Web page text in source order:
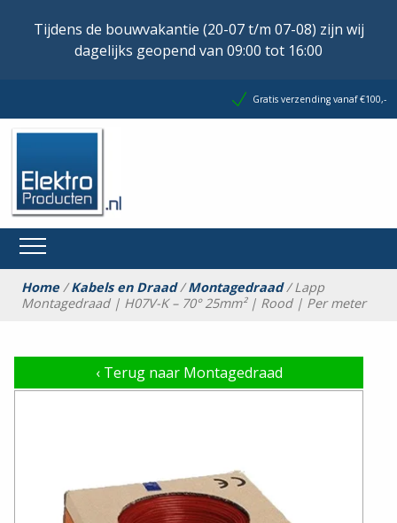
Tijdens de bouwvakantie (20-07 t/m 07-08) zijn wij
dagelijks geopend van 09:00 tot 16:00
Gratis verzending vanaf €100,-
Home/Kabels en Draad/Montagedraad/ Lapp
Montagedraad | H07V-K – 70° 25mm² | Rood | Per meter
‹Terug naar Montagedraad